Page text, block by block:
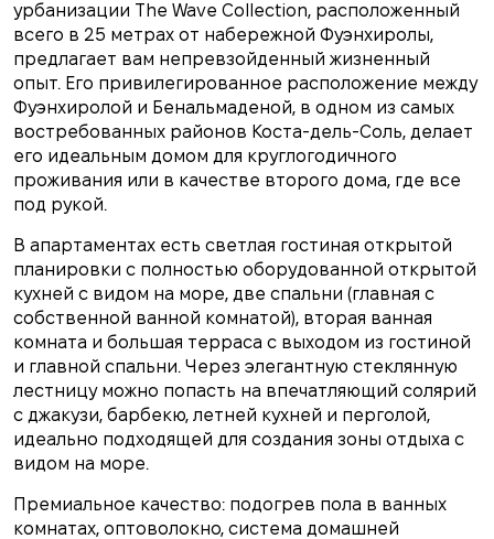
урбанизации The Wave Collection, расположенный
всего в 25 метрах от набережной Фуэнхиролы,
предлагает вам непревзойденный жизненный
опыт. Его привилегированное расположение между
Фуэнхиролой и Бенальмаденой, в одном из самых
востребованных районов Коста-дель-Соль, делает
его идеальным домом для круглогодичного
проживания или в качестве второго дома, где все
под рукой.
В апартаментах есть светлая гостиная открытой
планировки с полностью оборудованной открытой
кухней с видом на море, две спальни (главная с
собственной ванной комнатой), вторая ванная
комната и большая терраса с выходом из гостиной
и главной спальни. Через элегантную стеклянную
лестницу можно попасть на впечатляющий солярий
с джакузи, барбекю, летней кухней и перголой,
идеально подходящей для создания зоны отдыха с
видом на море.
Премиальное качество: подогрев пола в ванных
комнатах, оптоволокно, система домашней